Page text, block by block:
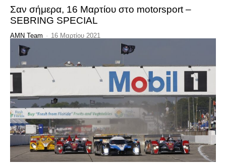
Σαν σήμερα, 16 Μαρτίου στο motorsport –
SEBRING SPECIAL
AMN Team - 16 Μαρτίου 2021